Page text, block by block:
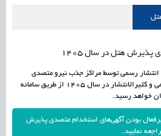
نوآوری مینیاتوری فرآورده‌های گیاهی و طبیعی» در دستور کار معاونت
پذیرش هتل در سال 1405
رسمی توسط مراکز جذب نیرو متصدی
پذیرش هتل از طریق جراید رسمی و کثیرالانتشار در سال 1405 از طریق سامانه
خواهد رسید.
بودن آگهی‌های استخدام متصدی پذیرش